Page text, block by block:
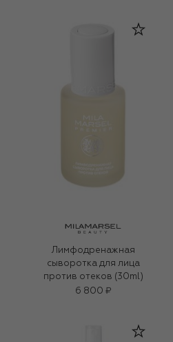
Лимфодренажная
сыворотка для лица
против отеков (30ml)
6 800 ₽